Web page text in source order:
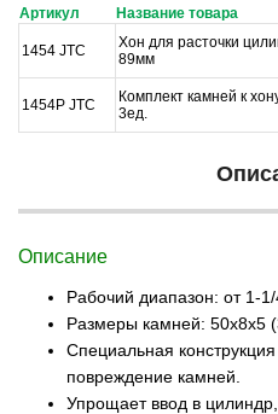
Артикул Название товара
1454 JTC
Хон для расточки
89мм
1454P JTC
Комплект камней к
3ед.
Описание
Рабочий диапазон: от 1-
Размеры камней: 50x8x5
Специальная
повреждение камней.
Упрощает ввод в